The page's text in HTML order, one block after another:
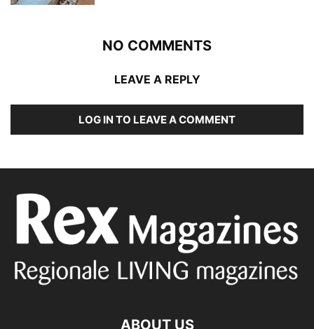
NO COMMENTS
LEAVE A REPLY
LOG IN TO LEAVE A COMMENT
ABOUT US